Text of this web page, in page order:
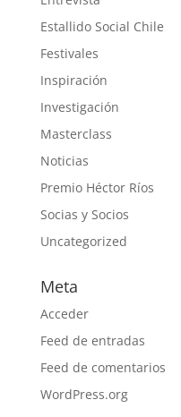
Estallido Social Chile
Festivales
Inspiración
Investigación
Masterclass
Noticias
Premio Héctor Ríos
Socias y Socios
Uncategorized
Meta
Acceder
Feed de entradas
Feed de comentarios
WordPress.org